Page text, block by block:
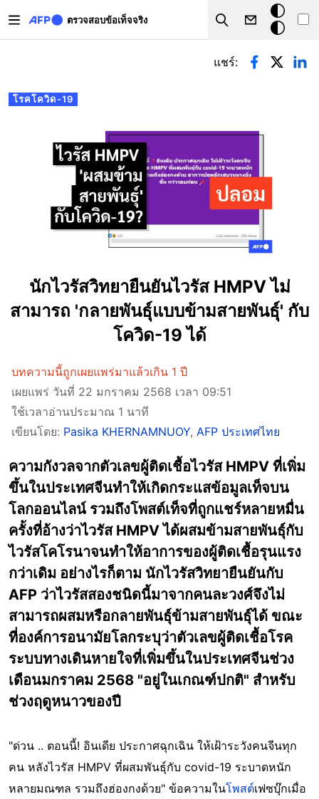
ตรวจสอบข้อเท็จจริง
Search
โหมด
มืด
Primary tabs
โรคโควิด-19
แชร์:
นักไวรัสวิทยายืนยันไวรัส HMPV ไม่
สามารถ 'กลายพันธุ์แบบข้ามสายพันธุ์' กับ
โควิด-19 ได้
บทความนี้ถูกเผยแพร่มาแล้วเกิน 1 ปี
เผยแพร่ วันที่ 22 มกราคม 2568 เวลา 09:51
ใช้เวลาอ่านประมาณ 1 นาที
เขียนโดย: Pasika KHERNAMNUOY, AFP ประเทศไทย
ความกังวลจากตัวเลขผู้ติดเชื้อไวรัส HMPV ที่เพิ่ม
ขึ้นในประเทศจีนทำให้เกิดกระแสข้อมูลเท็จบน
โลกออนไลน์ รวมถึงโพสต์เท็จที่ถูกแชร์หลายหมื่น
ครั้งที่อ้างว่าไวรัส HMPV ได้ผสมข้ามสายพันธุ์กับ
ไวรัสโคโรนาจนทำให้อาการของผู้ติดเชื้อรุนแรง
กว่าเดิม อย่างไรก็ตาม นักไวรัสวิทยายืนยันกับ
AFP ว่าไวรัสสองชนิดนี้มาจากคนละวงศ์จึงไม่
สามารถผสมหรือกลายพันธุ์ข้ามสายพันธุ์ได้ ขณะ
ที่องค์การอนามัยโลกระบุว่าตัวเลขผู้ติดเชื้อโรค
ระบบทางเดินหายใจที่เพิ่มขึ้นในประเทศจีนช่วง
เดือนมกราคม 2568 "อยู่ในเกณฑ์ปกติ" สำหรับ
ช่วงฤดูหนาวของปี
"ด่วน .. ตอนนี้! อินเดีย ประกาศฉุกเฉิน ให้เฝ้าระวังคนจีนทุก
คน หลังไวรัส HMPV ที่ผสมพันธุ์กับ covid-19 ระบาดหนัก
หลายมณฑล รวมถึงฮ่องกงด้วย" ข้อความในโพสต์เฟซบุ๊กเมื่อ